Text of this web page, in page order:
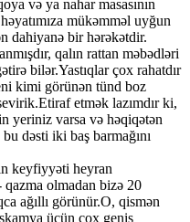
və ya nahar masasının
mükəmməl uyğun
dahiyanə bir hərəkətdir.
qalın rattan məbədləri
bilər.Yastıqlar çox rahatdır
kimi görünən tünd boz
etmək lazımdır ki,
yeriniz varsa və həqiqətən
dəsti iki baş barmağını
keyfiyyəti heyran
olmadan bizə 20
ağıllı görünür.O, qismən
üçün çox geniş